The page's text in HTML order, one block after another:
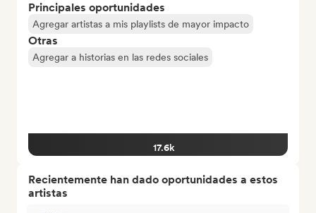
Principales oportunidades
Agregar artistas a mis playlists de mayor impacto
Otras
Agregar a historias en las redes sociales
17.6k
Recientemente han dado oportunidades a estos
artistas